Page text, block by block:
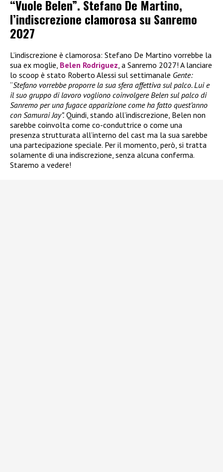
“Vuole Belen”. Stefano De Martino,
l’indiscrezione clamorosa su Sanremo
2027
L’indiscrezione è clamorosa: Stefano De Martino vorrebbe la
sua ex moglie, Belen Rodriguez, a Sanremo 2027! A lanciare
lo scoop è stato Roberto Alessi sul settimanale Gente:
“Stefano vorrebbe proporre la sua sfera affettiva sul palco. Lui e
il suo gruppo di lavoro vogliono coinvolgere Belen sul palco di
Sanremo per una fugace apparizione come ha fatto quest’anno
con Samurai Jay”. Quindi, stando all’indiscrezione, Belen non
sarebbe coinvolta come co-conduttrice o come una
presenza strutturata all’interno del cast ma la sua sarebbe
una partecipazione speciale. Per il momento, però, si tratta
solamente di una indiscrezione, senza alcuna conferma.
Staremo a vedere!